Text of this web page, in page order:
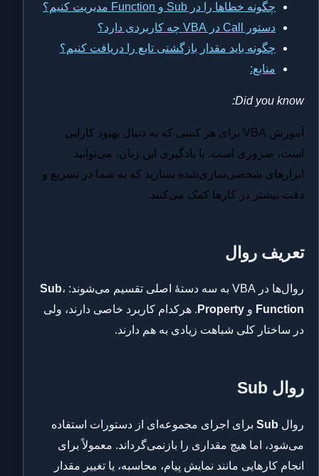
چگونه خطاها را در Sub و Function مدیریت کنیم؟
دستور Call در VBA چه کاربردی دارد؟
چگونه باید مقدار بازگشتی تابع را دریافت کنیم؟
منابع:
Did you know:
آموزش VBA برای هر کسی که به دنبال بهبود کارایی
است، ضروری است. با یادگیری این زبان، می‌توانید
ابزارهای شخصی‌سازی‌شده بسازید که به شما در تسریع و
دقت بیشتر در کارها کمک می‌کنند.
تعریف روال
روال‌ها در VBA به سه دستهٔ اصلی تقسیم می‌شوند: Sub،
Function و Property . هرکدام کاربرد خاصی دارند، ولی
در ساختار کلی شباهت زیادی به هم دارند.
روال Sub
روال Sub برای اجرای مجموعه‌ای از دستورات استفاده
می‌شود، اما هیچ مقداری را بازنمی‌گرداند. معمولاً برای
انجام کارهایی مانند نمایش پیام، محاسبه، یا تغییر مقدار